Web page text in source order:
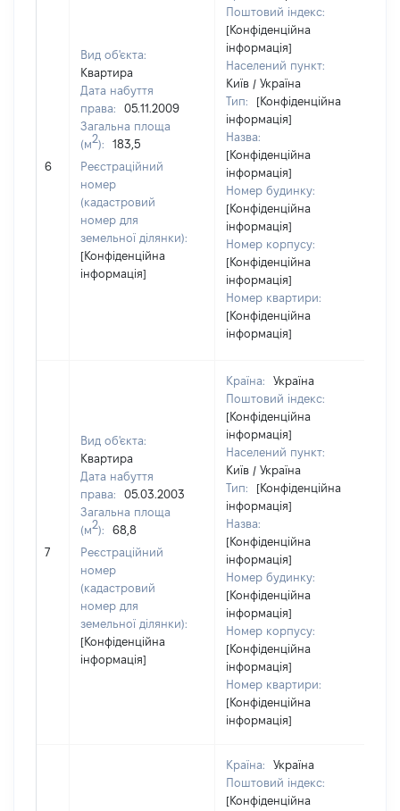
6
Вид об'єкта:
Квартира
Дата набуття
права:
05.11.2009
Загальна площа
(м2):
183,5
Реєстраційний
номер
(кадастровий
номер для
земельної ділянки):
[Конфіденційна
інформація]
Поштовий індекс:
[Конфіденційна
інформація]
Населений пункт:
Київ / Україна
Тип:
[Конфіденційна
інформація]
Назва:
[Конфіденційна
інформація]
Номер будинку:
[Конфіденційна
інформація]
Номер корпусу:
[Конфіденційна
інформація]
Номер квартири:
[Конфіденційна
інформація]
7
Вид об'єкта:
Квартира
Дата набуття
права:
05.03.2003
Загальна площа
(м2):
68,8
Реєстраційний
номер
(кадастровий
номер для
земельної ділянки):
[Конфіденційна
інформація]
Країна:
Україна
Поштовий індекс:
[Конфіденційна
інформація]
Населений пункт:
Київ / Україна
Тип:
[Конфіденційна
інформація]
Назва:
[Конфіденційна
інформація]
Номер будинку:
[Конфіденційна
інформація]
Номер корпусу:
[Конфіденційна
інформація]
Номер квартири:
[Конфіденційна
інформація]
Країна:
Україна
Поштовий індекс:
[Конфіденційна